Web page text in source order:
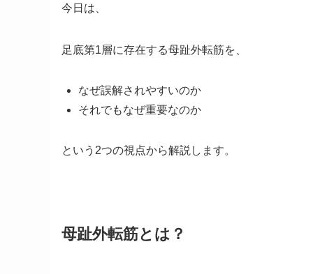
今日は、
足底第1層に存在する母趾外転筋を、
なぜ誤解されやすいのか
それでもなぜ重要なのか
という2つの視点から解説します。
母趾外転筋とは？